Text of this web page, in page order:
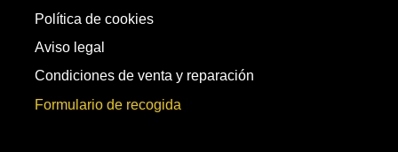
Política de cookies
Aviso legal
Condiciones de venta y reparación
Formulario de recogida